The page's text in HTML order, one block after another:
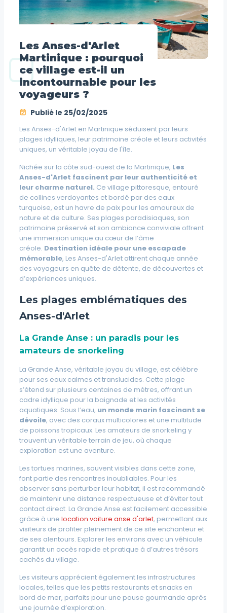
Les Anses-d'Arlet
Martinique : pourquoi
ce village est-il un
incontournable pour les
voyageurs ?
Publié le 25/02/2025
Les Anses-d'Arlet en Martinique séduisent par leurs
plages idylliques, leur patrimoine créole et leurs activités
uniques, un véritable joyau de l'île.
Nichée sur la côte sud-ouest de la Martinique, Les
Anses-d'Arlet fascinent par leur authenticité et
leur charme naturel. Ce village pittoresque, entouré
de collines verdoyantes et bordé par des eaux
turquoise, est un havre de paix pour les amoureux de
nature et de culture. Ses plages paradisiaques, son
patrimoine préservé et son ambiance conviviale offrent
une immersion unique au cœur de l’âme
créole. Destination idéale pour une escapade
mémorable, Les Anses-d'Arlet attirent chaque année
des voyageurs en quête de détente, de découvertes et
d’expériences uniques.
Les plages emblématiques des
Anses-d'Arlet
La Grande Anse : un paradis pour les
amateurs de snorkeling
La Grande Anse, véritable joyau du village, est célèbre
pour ses eaux calmes et translucides. Cette plage
s’étend sur plusieurs centaines de mètres, offrant un
cadre idyllique pour la baignade et les activités
aquatiques. Sous l’eau, un monde marin fascinant se
dévoile, avec des coraux multicolores et une multitude
de poissons tropicaux. Les amateurs de snorkeling y
trouvent un véritable terrain de jeu, où chaque
exploration est une aventure.
Les tortues marines, souvent visibles dans cette zone,
font partie des rencontres inoubliables. Pour les
observer sans perturber leur habitat, il est recommandé
de maintenir une distance respectueuse et d’éviter tout
contact direct. La Grande Anse est facilement accessible
grâce à une location voiture anse d'arlet, permettant aux
visiteurs de profiter pleinement de ce site enchanteur et
de ses alentours. Explorer les environs avec un véhicule
garantit un accès rapide et pratique à d’autres trésors
cachés du village.
Les visiteurs apprécient également les infrastructures
locales, telles que les petits restaurants et snacks en
bord de mer, parfaits pour une pause gourmande après
une journée d’exploration.